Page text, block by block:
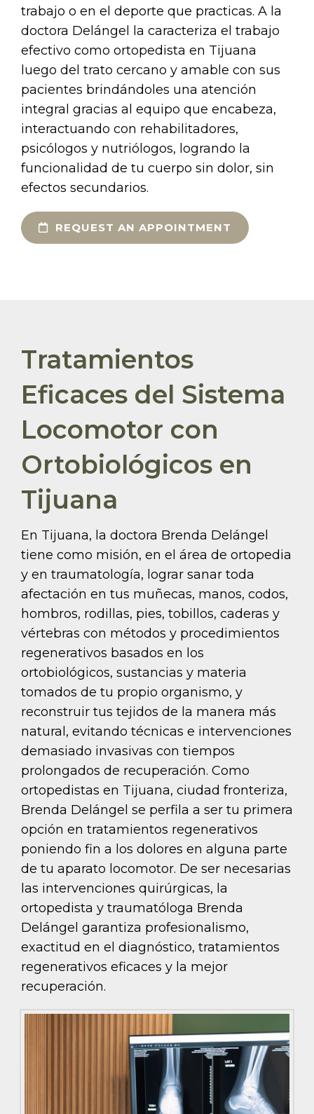
trabajo o en el deporte que practicas. A la
doctora Delángel la caracteriza el trabajo
efectivo como ortopedista en Tijuana
luego del trato cercano y amable con sus
pacientes brindándoles una atención
integral gracias al equipo que encabeza,
interactuando con rehabilitadores,
psicólogos y nutriólogos, logrando la
funcionalidad de tu cuerpo sin dolor, sin
efectos secundarios.
REQUEST AN APPOINTMENT
Tratamientos
Eficaces del Sistema
Locomotor con
Ortobiológicos en
Tijuana
En Tijuana, la doctora Brenda Delángel
tiene como misión, en el área de ortopedia
y en traumatología, lograr sanar toda
afectación en tus muñecas, manos, codos,
hombros, rodillas, pies, tobillos, caderas y
vértebras con métodos y procedimientos
regenerativos basados en los
ortobiológicos, sustancias y materia
tomados de tu propio organismo, y
reconstruir tus tejidos de la manera más
natural, evitando técnicas e intervenciones
demasiado invasivas con tiempos
prolongados de recuperación. Como
ortopedistas en Tijuana, ciudad fronteriza,
Brenda Delángel se perfila a ser tu primera
opción en tratamientos regenerativos
poniendo fin a los dolores en alguna parte
de tu aparato locomotor. De ser necesarias
las intervenciones quirúrgicas, la
ortopedista y traumatóloga Brenda
Delángel garantiza profesionalismo,
exactitud en el diagnóstico, tratamientos
regenerativos eficaces y la mejor
recuperación.